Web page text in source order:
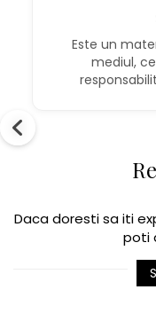
Este un
mediul,
Daca doresti sa iti
poti